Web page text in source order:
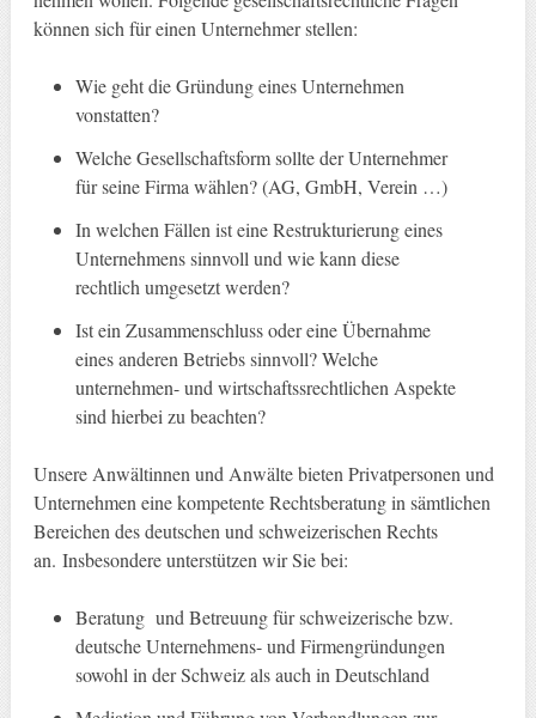
können sich für einen Unternehmer stellen:
Wie geht die Gründung eines Unternehmen
vonstatten?
Welche Gesellschaftsform sollte der Unternehmer
für seine Firma wählen? (AG, GmbH, Verein …)
In welchen Fällen ist eine Restrukturierung eines
Unternehmens sinnvoll und wie kann diese
rechtlich umgesetzt werden?
Ist ein Zusammenschluss oder eine Übernahme
eines anderen Betriebs sinnvoll? Welche
unternehmen- und wirtschaftssrechtlichen Aspekte
sind hierbei zu beachten?
Unsere Anwältinnen und Anwälte bieten Privatpersonen und
Unternehmen eine kompetente Rechtsberatung in sämtlichen
Bereichen des deutschen und schweizerischen Rechts
an. Insbesondere unterstützen wir Sie bei:
Beratung und Betreuung für schweizerische bzw.
deutsche Unternehmens- und Firmengründungen
sowohl in der Schweiz als auch in Deutschland